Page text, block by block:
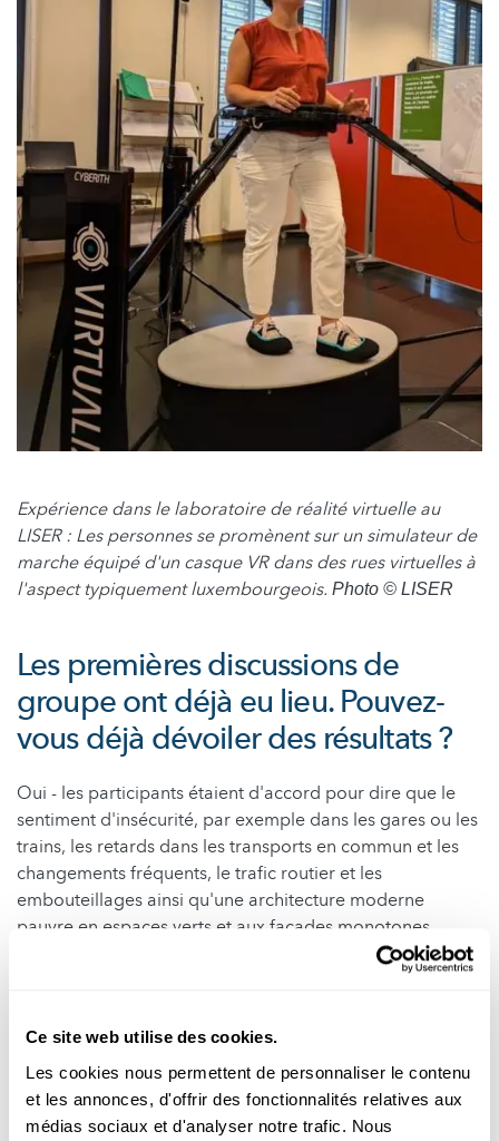
Ce site web utilise des cookies.
Les cookies nous permettent de personnaliser le contenu
et les annonces, d'offrir des fonctionnalités relatives aux
médias sociaux et d'analyser notre trafic. Nous
Expérience dans le laboratoire de réalité virtuelle au
LISER : Les personnes se promènent sur un simulateur de
marche équipé d'un casque VR dans des rues virtuelles à
l'aspect typiquement luxembourgeois. Photo © LISER
Les premières discussions de
groupe ont déjà eu lieu. Pouvez-
vous déjà dévoiler des résultats ?
Oui - les participants étaient d'accord pour dire que le
sentiment d'insécurité, par exemple dans les gares ou les
trains, les retards dans les transports en commun et les
changements fréquents, le trafic routier et les
embouteillages ainsi qu'une architecture moderne
pauvre en espaces verts et aux façades monotones
comptent parmi les principaux facteurs de stress.
participer à l'expérience de réalité
virtuelle, et bien plus encore à
l'enquête. Comment motiver